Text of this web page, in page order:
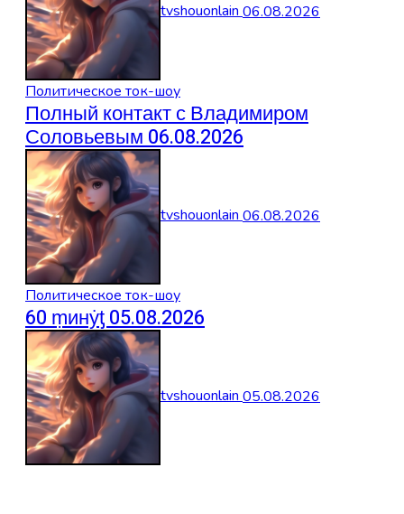
tvshouonlain06.08.2026
Политическое ток-шоу
Полный контакт с Владимиром
Соловьевым 06.08.2026
tvshouonlain06.08.2026
Политическое ток-шоу
60 ṃинẏƫ 05.08.2026
tvshouonlain05.08.2026